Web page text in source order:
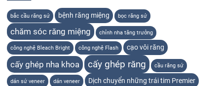
bắc cầu răng sứ bệnh răng miệng bọc răng sứ
chăm sóc răng miệng chỉnh nha tăng trưởng
công nghệ Bleach Bright công nghệ Flash cạo vôi răng
cấy ghép nha khoa cấy ghép răng cầu răng sứ
dán sứ veneer dán veneer Dịch chuyển những trái tim Premier